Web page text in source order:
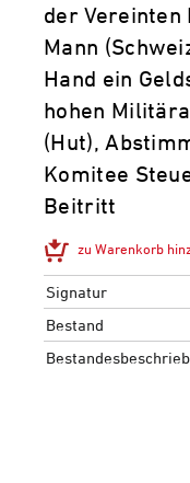
der Vereinten
Mann
Hand ein
hohen
(Hut),
Komitee
Beitritt
zu Warenkorb
Signatur
Bestand
Bestandesbeschrieb